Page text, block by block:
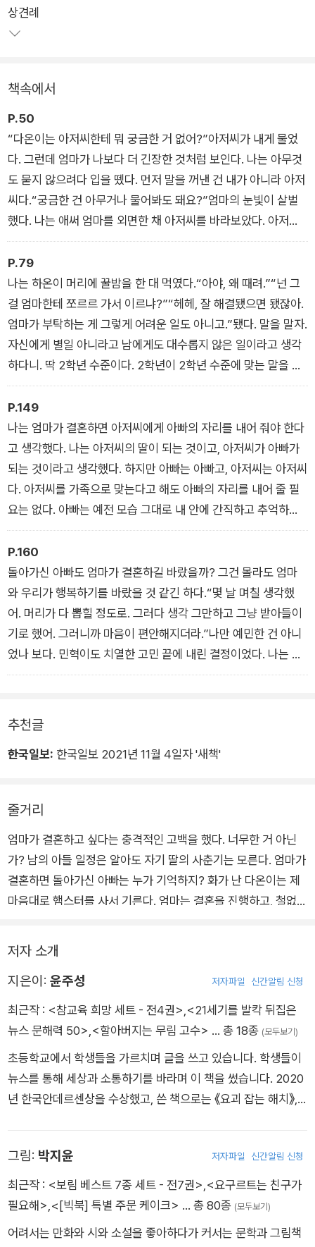
상견례
책속에서
P.50
“다온이는 아저씨한테 뭐 궁금한 거 없어?”아저씨가 내게 물었
다. 그런데 엄마가 나보다 더 긴장한 것처럼 보인다. 나는 아무것
도 묻지 않으려다 입을 뗐다. 먼저 말을 꺼낸 건 내가 아니라 아저
씨다.“궁금한 건 아무거나 물어봐도 돼요?”엄마의 눈빛이 살벌
했다. 나는 애써 엄마를 외면한 채 아저씨를 바라보았다. 아저씨
는 고개를 끄덕였다.“이혼하신 거예요? 사별하신 거예요?”
P.79
나는 하온이 머리에 꿀밤을 한 대 먹였다.“아야, 왜 때려.”“넌 그
걸 엄마한테 쪼르르 가서 이르냐?”“헤헤, 잘 해결됐으면 됐잖아.
엄마가 부탁하는 게 그렇게 어려운 일도 아니고.”됐다. 말을 말자.
자신에게 별일 아니라고 남에게도 대수롭지 않은 일이라고 생각
하다니. 딱 2학년 수준이다. 2학년이 2학년 수준에 맞는 말을 하
는 거니 탓할 수도 없다.
P.149
나는 엄마가 결혼하면 아저씨에게 아빠의 자리를 내어 줘야 한다
고 생각했다. 나는 아저씨의 딸이 되는 것이고, 아저씨가 아빠가
되는 것이라고 생각했다. 하지만 아빠는 아빠고, 아저씨는 아저씨
다. 아저씨를 가족으로 맞는다고 해도 아빠의 자리를 내어 줄 필
요는 없다. 아빠는 예전 모습 그대로 내 안에 간직하고 추억하면
되는 것이다.
P.160
돌아가신 아빠도 엄마가 결혼하길 바랐을까? 그건 몰라도 엄마
와 우리가 행복하기를 바랐을 것 같긴 하다.“몇 날 며칠 생각했
어. 머리가 다 뽑힐 정도로. 그러다 생각 그만하고 그냥 받아들이
기로 했어. 그러니까 마음이 편안해지더라.”나만 예민한 건 아니
었나 보다. 민혁이도 치열한 고민 끝에 내린 결정이었다. 나는 민
혁이가 무슨 의미로 이야기를 꺼냈는지 알 것 같았다. 고마웠다.
았다.
추천글
한국일보: 한국일보 2021년 11월 4일자 '새책'
줄거리
엄마가 결혼하고 싶다는 충격적인 고백을 했다. 너무한 거 아닌
가? 남의 아들 일정은 알아도 자기 딸의 사춘기는 모른다. 엄마가
결혼하면 돌아가신 아빠는 누가 기억하지? 화가 난 다온이는 제
마음대로 햄스터를 사서 기른다. 엄마는 결혼을 진행하고, 철없는
을 찬성한다. 외로운 다온이는 따라붙는 동생을 데리고 아빠의 산
소에 같다가 동생을 잃어버리는데……. 성장통을 겪는 아이의 심
리가 섬세하게 드러나면서, 기르는 햄스터와 새 가족의 만남을 통
해 가족 이야기를 깊이 있게 보여 준다.
저자 소개
지은이: 윤주성 저자파일 신간알림 신청
최근작 : <참교육 희망 세트 - 전4권> <21세기를 발칵 뒤집은
뉴스 문해력 50> <할아버지는 무림 고수> … 총 18종 (모두보기)
초등학교에서 학생들을 가르치며 글을 쓰고 있습니다. 학생들이
뉴스를 통해 세상과 소통하기를 바라며 이 책을 썼습니다. 2020
년 한국안데르센상을 수상했고, 쓴 책으로는 《요괴 잡는 해치》,
그림: 박지윤 저자파일 신간알림 신청
최근작 : <보림 베스트 7종 세트 - 전7권> <요구르트는 친구가
필요해> <[빅북] 특별 주문 케이크> … 총 80종 (모두보기)
어려서는 만화와 시와 소설을 좋아하다가 커서는 문학과 그림책